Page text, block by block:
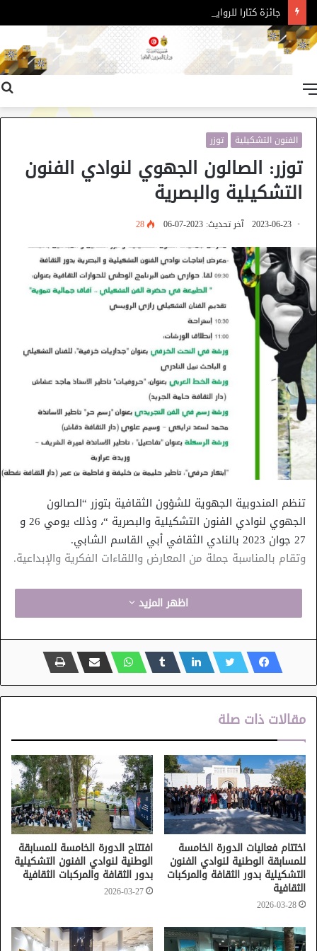
جائزة كتارا للرواية العربية – الدورة 11
الفنون التشكيلية توزر
توزر: الصالون الجهوي لنوادي الفنون
التشكيلية والبصرية
2023-06-23 آخر تحديث: 2023-07-06 28
تنظم المندوبية الجهوية للشؤون الثقافية بتوزر “الصالون
الجهوي لنوادي الفنون التشكيلية والبصرية “، وذلك يومي 26 و
27 جوان 2023 بالنادي الثقافي أبي القاسم الشابي.
وتقام بالمناسبة جملة من المعارض واللقاءات الفكرية والإبداعية.
اظهر المزيد
مقالات ذات صلة
اختتام فعاليات الدورة الخامسة
للمسابقة الوطنية لنوادي الفنون
التشكيلية بدور الثقافة والمركبات
الثقافية
2026-03-28
افتتاح الدورة الخامسة للمسابقة
الوطنية لنوادي الفنون التشكيلية
بدور الثقافة والمركبات الثقافية
2026-03-27